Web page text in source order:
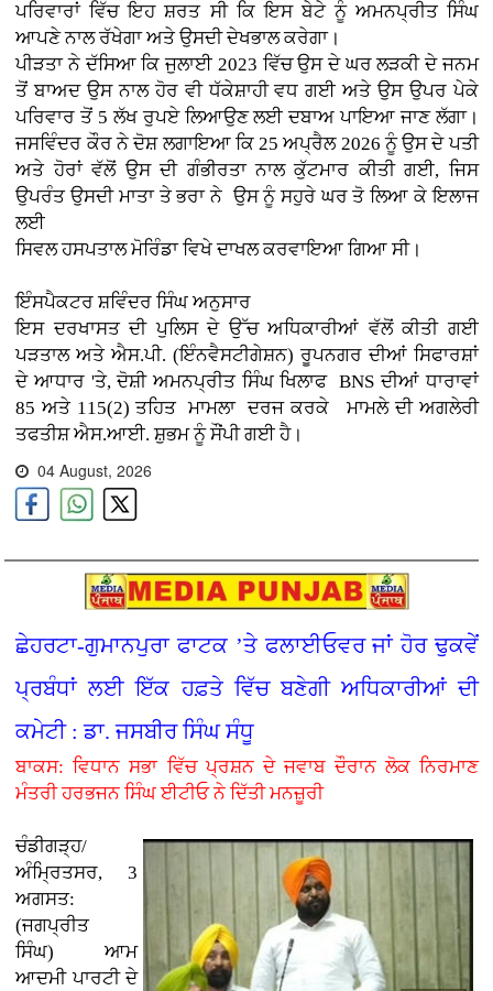
ਪਰਿਵਾਰਾਂ ਵਿੱਚ ਇਹ ਸ਼ਰਤ ਸੀ ਕਿ ਇਸ ਬੇਟੇ ਨੂੰ ਅਮਨਪ੍ਰੀਤ ਸਿੰਘ
ਆਪਣੇ ਨਾਲ ਰੱਖੇਗਾ ਅਤੇ ਉਸਦੀ ਦੇਖਭਾਲ ਕਰੇਗਾ।
ਪੀੜਤਾ ਨੇ ਦੱਸਿਆ ਕਿ ਜੁਲਾਈ 2023 ਵਿੱਚ ਉਸ ਦੇ ਘਰ ਲੜਕੀ ਦੇ ਜਨਮ
ਤੋਂ ਬਾਅਦ ਉਸ ਨਾਲ ਹੋਰ ਵੀ ਧੱਕੇਸ਼ਾਹੀ ਵਧ ਗਈ ਅਤੇ ਉਸ ਉਪਰ ਪੇਕੇ
ਪਰਿਵਾਰ ਤੋਂ 5 ਲੱਖ ਰੁਪਏ ਲਿਆਉਣ ਲਈ ਦਬਾਅ ਪਾਇਆ ਜਾਣ ਲੱਗਾ।
ਜਸਵਿੰਦਰ ਕੌਰ ਨੇ ਦੋਸ਼ ਲਗਾਇਆ ਕਿ 25 ਅਪ੍ਰੈਲ 2026 ਨੂੰ ਉਸ ਦੇ ਪਤੀ
ਅਤੇ ਹੋਰਾਂ ਵੱਲੋਂ ਉਸ ਦੀ ਗੰਭੀਰਤਾ ਨਾਲ ਕੁੱਟਮਾਰ ਕੀਤੀ ਗਈ, ਜਿਸ
ਉਪਰੰਤ ਉਸਦੀ ਮਾਤਾ ਤੇ ਭਰਾ ਨੇ ਉਸ ਨੂੰ ਸਹੁਰੇ ਘਰ ਤੋ ਲਿਆ ਕੇ ਇਲਾਜ
ਲਈ
ਸਿਵਲ ਹਸਪਤਾਲ ਮੋਰਿੰਡਾ ਵਿਖੇ ਦਾਖਲ ਕਰਵਾਇਆ ਗਿਆ ਸੀ।
ਇੰਸਪੈਕਟਰ ਸ਼ਵਿੰਦਰ ਸਿੰਘ ਅਨੁਸਾਰ
ਇਸ ਦਰਖਾਸਤ ਦੀ ਪੁਲਿਸ ਦੇ ਉੱਚ ਅਧਿਕਾਰੀਆਂ ਵੱਲੋਂ ਕੀਤੀ ਗਈ
ਪੜਤਾਲ ਅਤੇ ਐਸ.ਪੀ. (ਇੰਨਵੈਸਟੀਗੇਸ਼ਨ) ਰੂਪਨਗਰ ਦੀਆਂ ਸਿਫਾਰਸ਼ਾਂ
ਦੇ ਆਧਾਰ 'ਤੇ, ਦੋਸ਼ੀ ਅਮਨਪ੍ਰੀਤ ਸਿੰਘ ਖਿਲਾਫ BNS ਦੀਆਂ ਧਾਰਾਵਾਂ
85 ਅਤੇ 115(2) ਤਹਿਤ ਮਾਮਲਾ ਦਰਜ ਕਰਕੇ ਮਾਮਲੇ ਦੀ ਅਗਲੇਰੀ
ਤਫਤੀਸ਼ ਐਸ.ਆਈ. ਸ਼ੁਭਮ ਨੂੰ ਸੌਂਪੀ ਗਈ ਹੈ।
04 August, 2026
ਛੇਹਰਟਾ-ਗੁਮਾਨਪੁਰਾ ਫਾਟਕ ’ਤੇ ਫਲਾਈਓਵਰ ਜਾਂ ਹੋਰ ਢੁਕਵੇਂ
ਪ੍ਰਬੰਧਾਂ ਲਈ ਇੱਕ ਹਫ਼ਤੇ ਵਿੱਚ ਬਣੇਗੀ ਅਧਿਕਾਰੀਆਂ ਦੀ
ਕਮੇਟੀ : ਡਾ. ਜਸਬੀਰ ਸਿੰਘ ਸੰਧੂ
ਬਾਕਸ: ਵਿਧਾਨ ਸਭਾ ਵਿੱਚ ਪ੍ਰਸ਼ਨ ਦੇ ਜਵਾਬ ਦੌਰਾਨ ਲੋਕ ਨਿਰਮਾਣ
ਮੰਤਰੀ ਹਰਭਜਨ ਸਿੰਘ ਈਟੀਓ ਨੇ ਦਿੱਤੀ ਮਨਜ਼ੂਰੀ
ਚੰਡੀਗੜ੍ਹ/
ਅੰਮ੍ਰਿਤਸਰ, 3
ਅਗਸਤ:
(ਜਗਪ੍ਰੀਤ
ਸਿੰਘ)ਆਮ
ਆਦਮੀ ਪਾਰਟੀ ਦੇ